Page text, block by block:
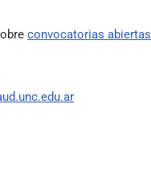
convocatorias abiertas